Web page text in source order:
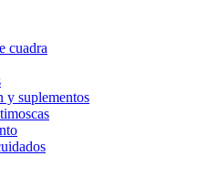
cuadra
y suplementos